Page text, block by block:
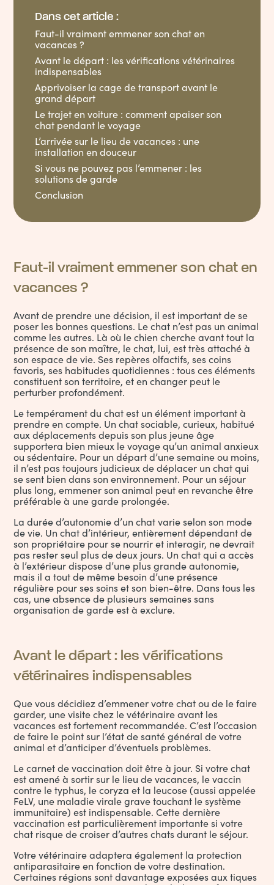
Dans cet article :
Faut-il vraiment emmener son chat en
vacances ?
Avant le départ : les vérifications vétérinaires
indispensables
Apprivoiser la cage de transport avant le
grand départ
Le trajet en voiture : comment apaiser son
chat pendant le voyage
L’arrivée sur le lieu de vacances : une
installation en douceur
Si vous ne pouvez pas l’emmener : les
solutions de garde
Conclusion
Faut-il vraiment emmener son chat en
vacances ?
Avant de prendre une décision, il est important de se
poser les bonnes questions. Le chat n’est pas un animal
comme les autres. Là où le chien cherche avant tout la
présence de son maître, le chat, lui, est très attaché à
son espace de vie. Ses repères olfactifs, ses coins
favoris, ses habitudes quotidiennes : tous ces éléments
constituent son territoire, et en changer peut le
perturber profondément.
Le tempérament du chat est un élément important à
prendre en compte. Un chat sociable, curieux, habitué
aux déplacements depuis son plus jeune âge
supportera bien mieux le voyage qu’un animal anxieux
ou sédentaire. Pour un départ d’une semaine ou moins,
il n’est pas toujours judicieux de déplacer un chat qui
se sent bien dans son environnement. Pour un séjour
plus long, emmener son animal peut en revanche être
préférable à une garde prolongée.
La durée d’autonomie d’un chat varie selon son mode
de vie. Un chat d’intérieur, entièrement dépendant de
son propriétaire pour se nourrir et interagir, ne devrait
pas rester seul plus de deux jours. Un chat qui a accès
à l’extérieur dispose d’une plus grande autonomie,
mais il a tout de même besoin d’une présence
régulière pour ses soins et son bien-être. Dans tous les
cas, une absence de plusieurs semaines sans
organisation de garde est à exclure.
Avant le départ : les vérifications
vétérinaires indispensables
Que vous décidiez d’emmener votre chat ou de le faire
garder, une visite chez le vétérinaire avant les
vacances est fortement recommandée. C’est l’occasion
de faire le point sur l’état de santé général de votre
animal et d’anticiper d’éventuels problèmes.
Le carnet de vaccination doit être à jour. Si votre chat
est amené à sortir sur le lieu de vacances, le vaccin
contre le typhus, le coryza et la leucose (aussi appelée
FeLV, une maladie virale grave touchant le système
immunitaire) est indispensable. Cette dernière
vaccination est particulièrement importante si votre
chat risque de croiser d’autres chats durant le séjour.
Votre vétérinaire adaptera également la protection
antiparasitaireen fonction de votre destination.
Certaines régions sont davantage exposées aux tiques